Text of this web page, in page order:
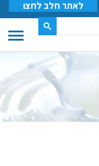
לאתר חלב לחצו